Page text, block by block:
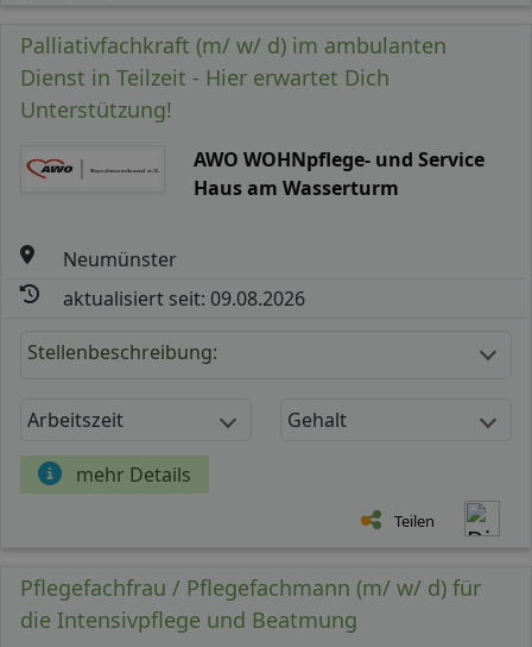
Palliativfachkraft (m/ w/ d) im ambulanten
Dienst in Teilzeit - Hier erwartet Dich
Unterstützung!
AWO WOHNpflege- und Service
Haus am Wasserturm
Neumünster
aktualisiert seit: 09.08.2026
Stellenbeschreibung:
Arbeitszeit Gehalt
mehr Details
Teilen
Pflegefachfrau / Pflegefachmann (m/ w/ d) für
die Intensivpflege und Beatmung